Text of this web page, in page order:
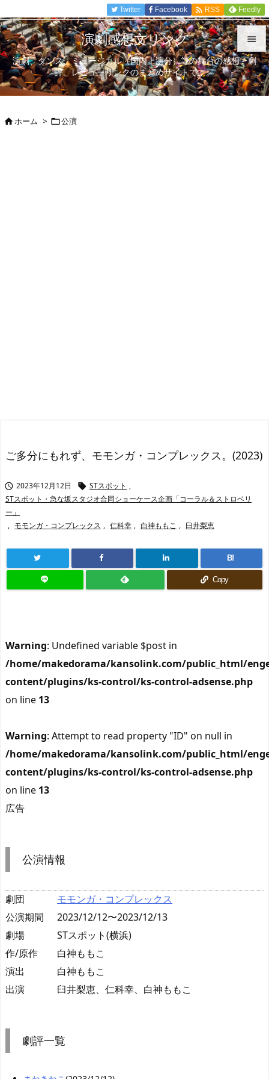


メニュ

Twitter Facebook  RSS Feedly
演劇感想文リンク
演劇、ダンス、ミュージカル（国内上演分）等の舞台の感想、劇
評、レビューリンクのまとめサイトです。
ホーム > 公演
ご多分にもれず、モモンガ・コンプレックス。(2023)
 2023年12月12日  STスポット ,
STスポット・急な坂スタジオ合同ショーケース企画「コーラル＆ストロベリ
ー」
, モモンガ・コンプレックス , 仁科幸 , 白神ももこ , 臼井梨恵
B!
Copy
Warning: Undefined variable $post in
/home/makedorama/kansolink.com/public_html/
content/plugins/ks-control/ks-control-adsense.php
on line 13
Warning: Attempt to read property "ID" on null in
/home/makedorama/kansolink.com/public_html/
content/plugins/ks-control/ks-control-adsense.php
on line 13
広告
公演情報
劇団
モモンガ・コンプレックス
公演期間
2023/12/12〜2023/12/13
劇場
STスポット(横浜)
作/原作
白神ももこ
演出
白神ももこ
出演
臼井梨恵、仁科幸、白神ももこ
劇評一覧